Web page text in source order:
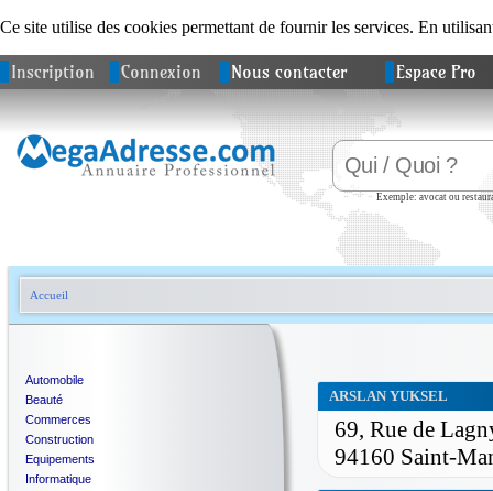
Ce site utilise des cookies permettant de fournir les services. En
Inscription Connexion Nous contacter Espace Pro
Exemple: avocat ou
Accueil
Automobile
Beauté
Commerces
Construction
Equipements
Informatique
ARSLAN YUKSEL
69, Rue de
94160 Saint-